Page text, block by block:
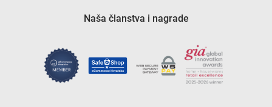
Naša članstva i nagrade